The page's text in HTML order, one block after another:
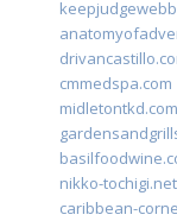
cmmedspa.com
midletontkd.com
nikko-tochigi.net
caribbean-